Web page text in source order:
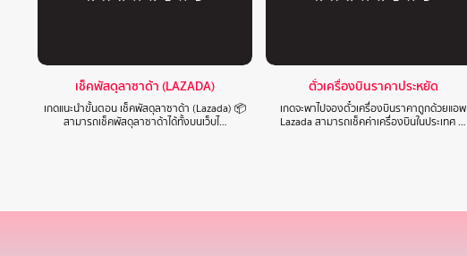
เช็คพัสดุลาซาด้า (LAZADA)
เกดแนะนำขั้นตอน เช็คพัสดุลาซาด้า (Lazada) 📦
สามารถเช็คพัสดุลาซาด้าได้ทั้งบนเว็บไ…
ตั๋วเครื่องบินราคาประหยัด
เกดจะพาไปจองตั๋วเครื่องบินราคาถูกด้วยแอพ
Lazada สามารถเช็คค่าเครื่องบินในประเทศ …